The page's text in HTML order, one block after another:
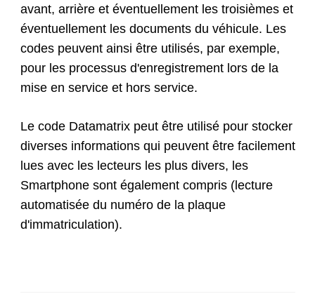
avant, arrière et éventuellement les troisièmes et
éventuellement les documents du véhicule. Les
codes peuvent ainsi être utilisés, par exemple,
pour les processus d'enregistrement lors de la
mise en service et hors service.
Le code Datamatrix peut être utilisé pour stocker
diverses informations qui peuvent être facilement
lues avec les lecteurs les plus divers, les
Smartphone sont également compris (lecture
automatisée du numéro de la plaque
d'immatriculation).